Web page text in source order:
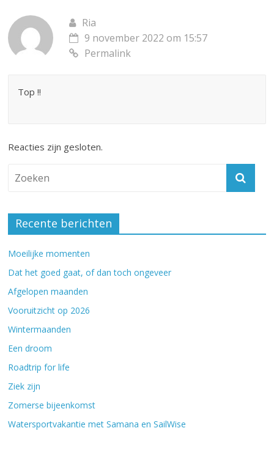
Ria
9 november 2022 om 15:57
Permalink
Top !!
Reacties zijn gesloten.
Recente berichten
Moeilijke momenten
Dat het goed gaat, of dan toch ongeveer
Afgelopen maanden
Vooruitzicht op 2026
Wintermaanden
Een droom
Roadtrip for life
Ziek zijn
Zomerse bijeenkomst
Watersportvakantie met Samana en SailWise